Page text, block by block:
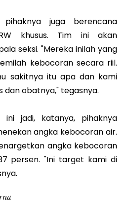
juga berencana
khusus. Tim ini akan
seksi. "Mereka inilah yang
kebocoran secara riil.
sakitnya itu apa dan kami
dan obatnya," tegasnya.
ini jadi, katanya, pihaknya
angka kebocoran air.
angka kebocoran
persen. "Ini target kami di